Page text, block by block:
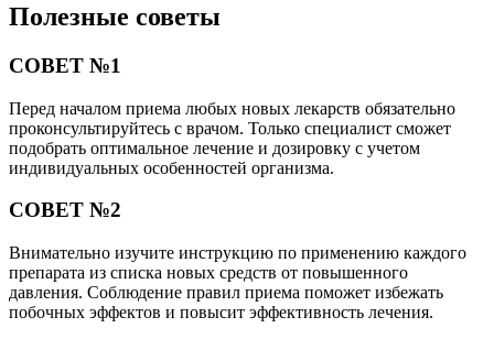
Полезные советы
СОВЕТ №1
Перед началом приема любых новых лекарств обязательно
проконсультируйтесь с врачом. Только специалист сможет
подобрать оптимальное лечение и дозировку с учетом
индивидуальных особенностей организма.
СОВЕТ №2
Внимательно изучите инструкцию по применению каждого
препарата из списка новых средств от повышенного
давления. Соблюдение правил приема поможет избежать
побочных эффектов и повысит эффективность лечения.